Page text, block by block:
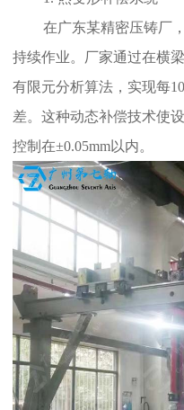
在广东某精密压铸厂
持续作业。厂家通过在横
有限元分析算法，实现每
差。这种动态补偿技术使
控制在±0.05mm以内。